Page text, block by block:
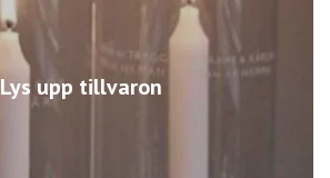
Lys upp tillvaron